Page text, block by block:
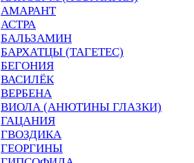
АМАРАНТ
АСТРА
БАЛЬЗАМИН
БАРХАТЦЫ (ТАГЕТЕС)
БЕГОНИЯ
ВАСИЛЁК
ВЕРБЕНА
ВИОЛА (АНЮТИНЫ ГЛАЗКИ)
ГАЦАНИЯ
ГВОЗДИКА
ГЕОРГИНЫ